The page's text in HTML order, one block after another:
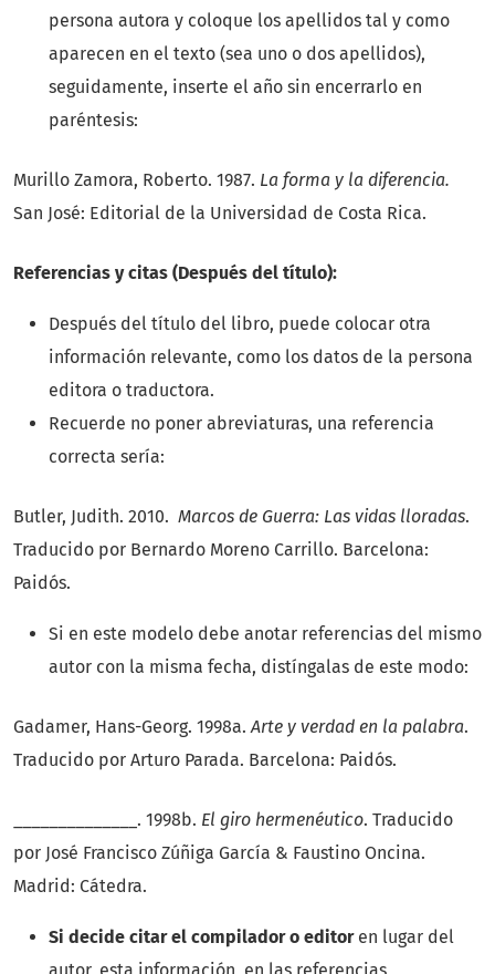
persona autora y coloque los apellidos tal y como
aparecen en el texto (sea uno o dos apellidos),
seguidamente, inserte el año sin encerrarlo en
paréntesis:
Murillo Zamora, Roberto. 1987. La forma y la diferencia.
San José: Editorial de la Universidad de Costa Rica.
Referencias y citas (Después del título):
Después del título del libro, puede colocar otra
información relevante, como los datos de la persona
editora o traductora.
Recuerde no poner abreviaturas, una referencia
correcta sería:
Butler, Judith. 2010. Marcos de Guerra: Las vidas lloradas.
Traducido por Bernardo Moreno Carrillo. Barcelona:
Paidós.
Si en este modelo debe anotar referencias del mismo
autor con la misma fecha, distíngalas de este modo:
Gadamer, Hans-Georg. 1998a.Arte y verdad en la palabra.
Traducido por Arturo Parada. Barcelona: Paidós.
______________. 1998b. El giro hermenéutico. Traducido
por José Francisco Zúñiga García & Faustino Oncina.
Madrid: Cátedra.
Si decide citar el compilador o editoren lugar del